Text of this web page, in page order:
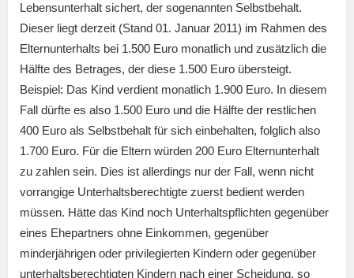
Lebensunterhalt sichert, der sogenannten Selbstbehalt.
Dieser liegt derzeit (Stand 01. Januar 2011) im Rahmen des
Elternunterhalts bei 1.500 Euro monatlich und zusätzlich die
Hälfte des Betrages, der diese 1.500 Euro übersteigt.
Beispiel: Das Kind verdient monatlich 1.900 Euro. In diesem
Fall dürfte es also 1.500 Euro und die Hälfte der restlichen
400 Euro als Selbstbehalt für sich einbehalten, folglich also
1.700 Euro. Für die Eltern würden 200 Euro Elternunterhalt
zu zahlen sein. Dies ist allerdings nur der Fall, wenn nicht
vorrangige Unterhaltsberechtigte zuerst bedient werden
müssen. Hätte das Kind noch Unterhaltspflichten gegenüber
eines Ehepartners ohne Einkommen, gegenüber
minderjährigen oder privilegierten Kindern oder gegenüber
unterhaltsberechtigten Kindern nach einer Scheidung, so